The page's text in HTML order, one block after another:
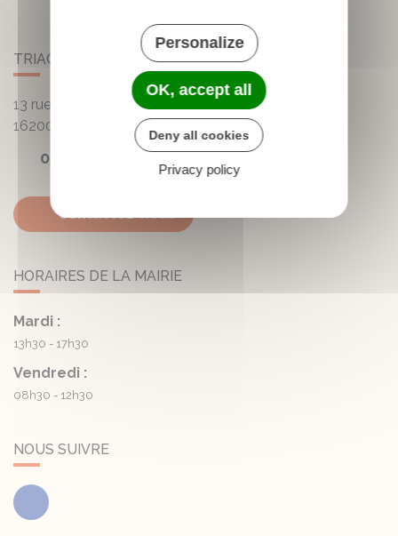
TRIAC-LAUTRAIT
13 rue de la Mairie - Lautrait
16200
Triac-Lautrait
05 45 81 05 41
Contactez-nous
HORAIRES DE LA MAIRIE
Mardi :
13h30 - 17h30
Vendredi :
08h30 - 12h30
NOUS SUIVRE
Facebook
Personalize
OK, accept all
Deny all cookies
Privacy policy